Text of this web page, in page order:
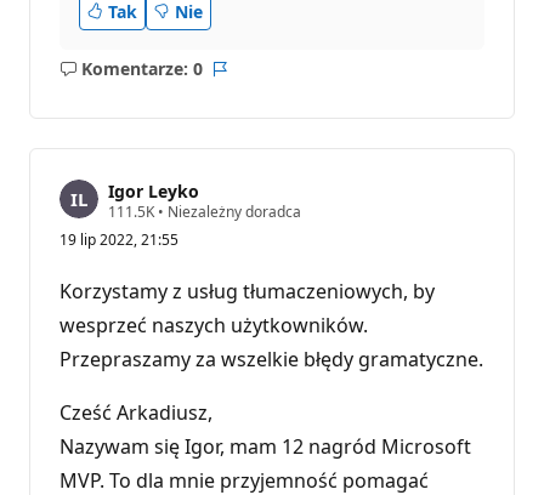
Tak
Nie
Komentarze: 0
Brak
Igor Leyko
111.5K P
n
t
y
r
e
p
a
j
• Niezależny doradca
19 lip 2022, 21:55
Korzystamy z usług tłumaczeniowych, by
wesprzeć naszych użytkowników.
Przepraszamy za wszelkie błędy gramatyczne.
Cześć Arkadiusz,
Nazywam się Igor, mam 12 nagród Microsoft
MVP. To dla mnie przyjemność pomagać